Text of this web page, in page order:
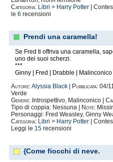
Categoria: Libri > Harry Potter |
le 6 recensioni
Prendi una caramella!
Se Fred ti offriva una caramella,
uno dei suoi scherzi.
***
Ginny | Fred | Drabble | Malinconico |
Autore:Alyssia Black Pubblicata: 04/
Verde
Genere: Introspettivo, Malinconico |
Tipo di coppia: Nessuna |
Note:
Personaggi: Fred Weasley, Ginny
Categoria: Libri > Harry Potter |
Leggi le 15 recensioni
{Come fiocchi di neve.